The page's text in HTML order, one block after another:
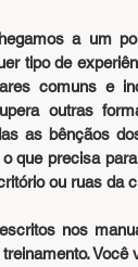
a um
tipo de
comuns e
outras
as bênçãos
que precisa
ou ruas da
nos
Você